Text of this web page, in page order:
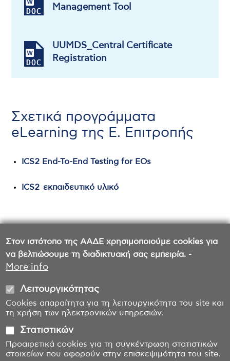
Στον ιστότοπο της ΑΑΔΕ χρησιμοποιούμε cookies για
να βελτιώσουμε τη διαδικτυακή σας εμπειρία. -
More info
Λειτουργικότητας
Cookies απαραίτητα για τη λειτουργικότητα του site και
τη χρήση των ηλεκτρονικών υπηρεσιών.
Στατιστικών
Προαιρετικά cookies για τη συγκέντρωση στατιστικών
στοιχείων που αφορούν στην επισκεψιμότητα του site.
Management Tool
UUMDS_Central Certificate
Registration
Σχετικά προγράμματα
eLearning της Ε. Επιτροπής
ICS2 End-To-End Testing for EOs
ICS2 εκπαιδευτικό υλικό
δοκιμές συμμόρφωσης για το ICS2 μπορείτε να
απευθύνεστε στο emailicis_AIS@aade.gr